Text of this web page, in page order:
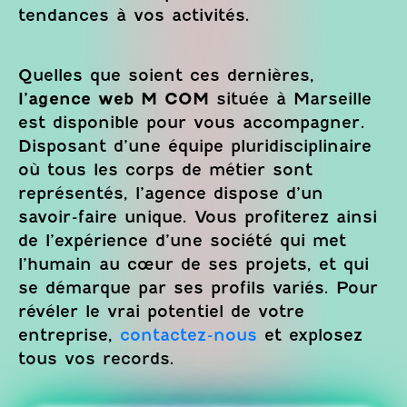
tendances à vos activités.
Quelles que soient ces dernières,
l’agence web M COM située à Marseille
est disponible pour vous accompagner.
Disposant d’une équipe pluridisciplinaire
où tous les corps de métier sont
représentés, l’agence dispose d’un
savoir-faire unique. Vous profiterez ainsi
de l’expérience d’une société qui met
l’humain au cœur de ses projets, et qui
se démarque par ses profils variés. Pour
révéler le vrai potentiel de votre
entreprise, contactez-nous et explosez
tous vos records.